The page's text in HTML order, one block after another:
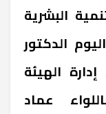
البشرية
الدكتور
الهيئة
عماد